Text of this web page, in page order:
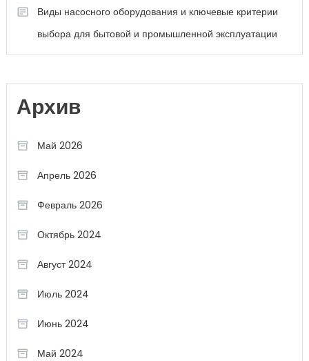
Виды насосного оборудования и ключевые критерии
выбора для бытовой и промышленной эксплуатации
Архив
Май 2026
Апрель 2026
Февраль 2026
Октябрь 2024
Август 2024
Июль 2024
Июнь 2024
Май 2024